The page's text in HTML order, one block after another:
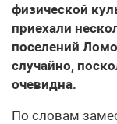
физической
приехали
поселений
случайно,
очевидна.
По словам